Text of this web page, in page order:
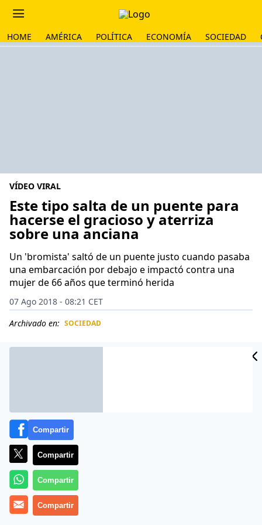
HOME AMÉRICA POLÍTICA ECONOMÍA SOCIEDAD
VÍDEO VIRAL
Este tipo salta de un puente para
hacerse el gracioso y aterriza
sobre una anciana
Un 'bromista' saltó de un puente justo cuando pasaba
una embarcación por debajo e impactó contra una
mujer de 66 años que terminó herida
07 Ago 2018 - 08:21 CET
Archivado en: SOCIEDAD
Hay bromas y, luego, están las estupideces. Las
Compartir
Compartir
Compartir
Compartir